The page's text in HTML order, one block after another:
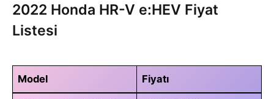
2022 Honda HR-V e:HEV Fiyat
Listesi
Model Fiyatı